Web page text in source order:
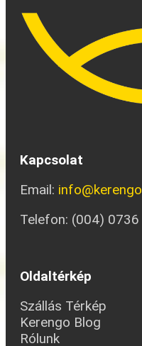
Kapcsolat
Email:
Telefon: (004)
Oldaltérkép
Szállás Térkép
Kerengo Blog
Rólunk